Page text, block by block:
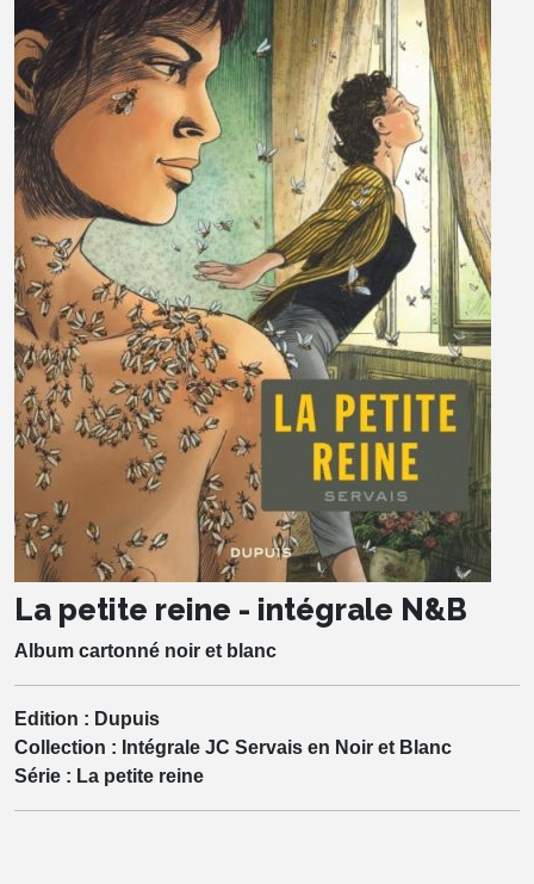
La petite reine - intégrale N&B
Album cartonné noir et blanc
Edition : Dupuis
Collection : Intégrale JC Servais en Noir et Blanc
Série : La petite reine